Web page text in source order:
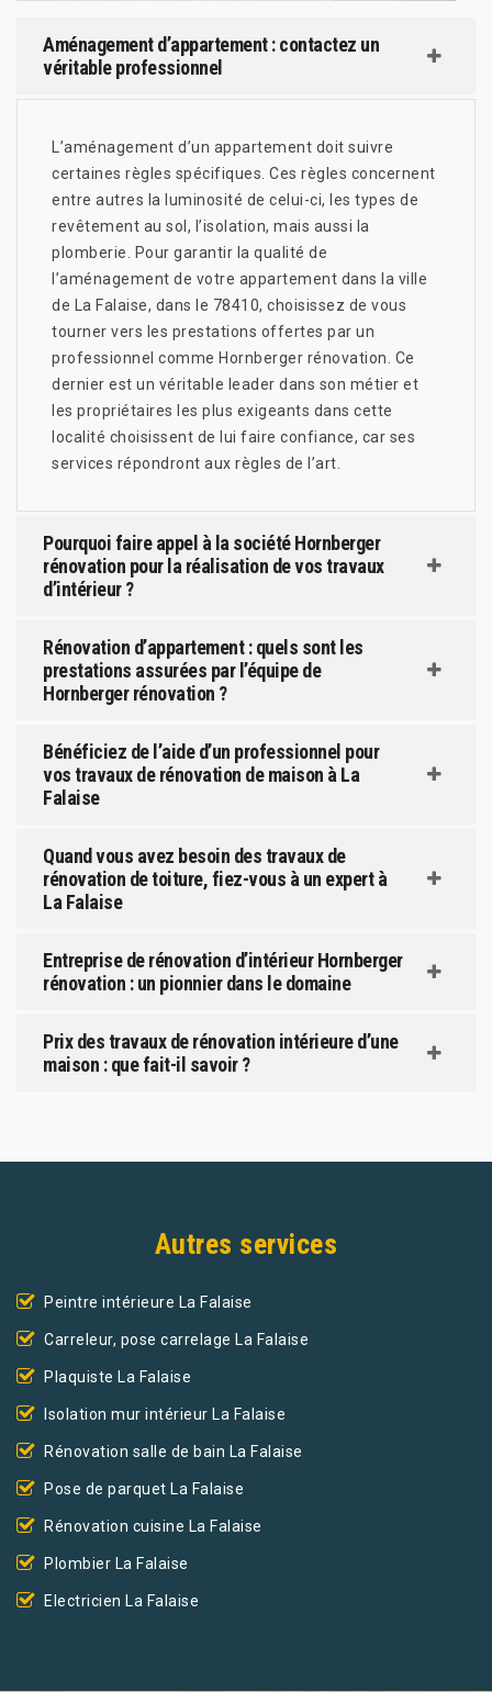
Aménagement d’appartement : contactez un
véritable professionnel
L’aménagement d’un appartement doit suivre
certaines règles spécifiques. Ces règles concernent
entre autres la luminosité de celui-ci, les types de
revêtement au sol, l’isolation, mais aussi la
plomberie. Pour garantir la qualité de
l’aménagement de votre appartement dans la ville
de La Falaise, dans le 78410, choisissez de vous
tourner vers les prestations offertes par un
professionnel comme Hornberger rénovation. Ce
dernier est un véritable leader dans son métier et
les propriétaires les plus exigeants dans cette
localité choisissent de lui faire confiance, car ses
services répondront aux règles de l’art.
Pourquoi faire appel à la société Hornberger
rénovation pour la réalisation de vos travaux
d’intérieur ?
Rénovation d’appartement : quels sont les
prestations assurées par l’équipe de
Hornberger rénovation ?
Bénéficiez de l’aide d’un professionnel pour
vos travaux de rénovation de maison à La
Falaise
Quand vous avez besoin des travaux de
rénovation de toiture, fiez-vous à un expert à
La Falaise
Entreprise de rénovation d’intérieur Hornberger
rénovation : un pionnier dans le domaine
Prix des travaux de rénovation intérieure d’une
maison : que fait-il savoir ?
Autres services
Peintre intérieure La Falaise
Carreleur, pose carrelage La Falaise
Plaquiste La Falaise
Isolation mur intérieur La Falaise
Rénovation salle de bain La Falaise
Pose de parquet La Falaise
Rénovation cuisine La Falaise
Plombier La Falaise
Electricien La Falaise